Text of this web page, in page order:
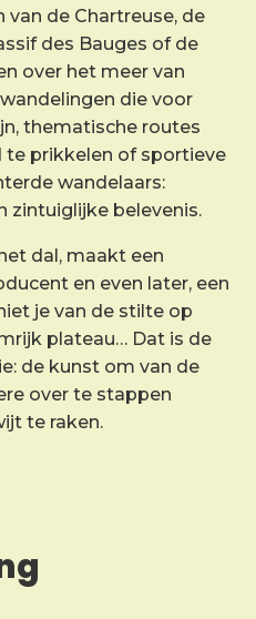
van de Chartreuse, de
des Bauges of de
over het meer van
die voor
thematische routes
te prikkelen of sportieve
wandelaars:
zintuiglijke belevenis.
dal, maakt een
en even later, een
je van de stilte op
plateau… Dat is de
de kunst om van de
over te stappen
te raken.